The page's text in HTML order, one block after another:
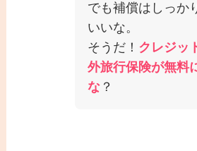
でも補償はしっか
いいな。
そうだ！ クレジッ
外旅行保険が無料
な ？